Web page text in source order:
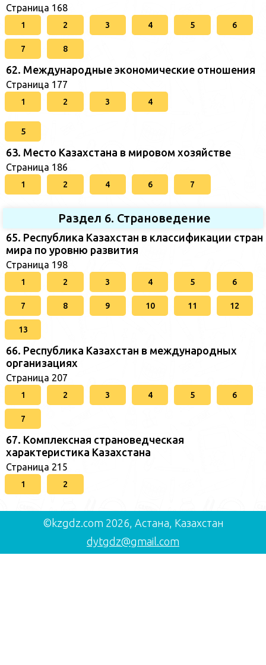
Страница 168
1 2 3 4 5 6
7 8
62. Международные экономические отношения
Страница 177
1 2 3 4
5
63. Место Казахстана в мировом хозяйстве
Страница 186
1 2 4 6 7
Раздел 6. Страноведение
65. Республика Казахстан в классификации стран
мира по уровню развития
Страница 198
1 2 3 4 5 6
7 8 9 10 11 12
13
66. Республика Казахстан в международных
организациях
Страница 207
1 2 3 4 5 6
7
67. Комплексная страноведческая
характеристика Казахстана
Страница 215
1 2
©kzgdz.com 2026, Астана, Казахстан
dytgdz@gmail.com